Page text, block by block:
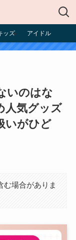
ッズ アイドル
いのはな
人気グッズ
いがひど
む場合がありま